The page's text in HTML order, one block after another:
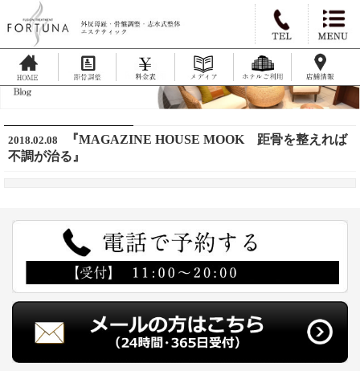
2018.02.08
『MAGAZINE HOUSE MOOK 距骨を整えれば
不調が治る』